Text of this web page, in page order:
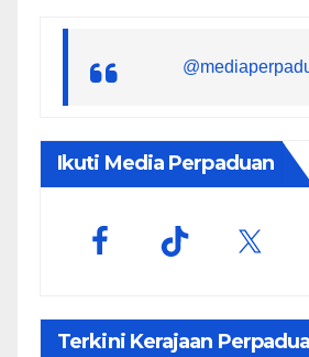
Ikuti Media Perpaduan
Terkini Kerajaan